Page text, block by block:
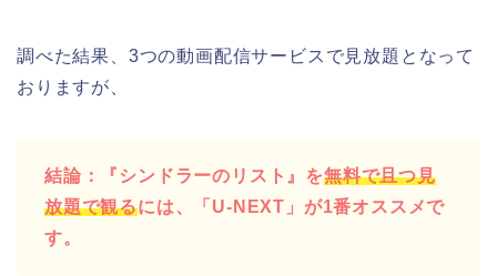
調べた結果、3つの動画配信サービスで見放題となって
おりますが、
結論：『シンドラーのリスト』を無料で且つ見
放題で観るには、「U-NEXT」が1番オススメで
す。